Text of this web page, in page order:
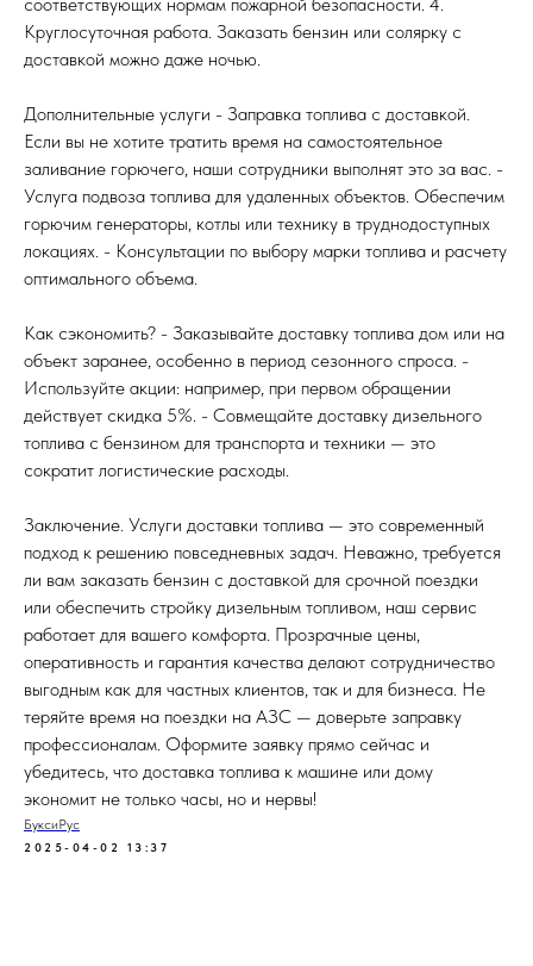
Круглосуточная работа. Заказать бензин или солярку с
доставкой можно даже ночью.
Дополнительные услуги - Заправка топлива с доставкой.
Если вы не хотите тратить время на самостоятельное
заливание горючего, наши сотрудники выполнят это за вас. -
Услуга подвоза топлива для удаленных объектов. Обеспечим
горючим генераторы, котлы или технику в труднодоступных
локациях. - Консультации по выбору марки топлива и расчету
оптимального объема.
Как сэкономить? - Заказывайте доставку топлива дом или на
объект заранее, особенно в период сезонного спроса. -
Используйте акции: например, при первом обращении
действует скидка 5%. - Совмещайте доставку дизельного
топлива с бензином для транспорта и техники — это
сократит логистические расходы.
Заключение. Услуги доставки топлива — это современный
подход к решению повседневных задач. Неважно, требуется
ли вам заказать бензин с доставкой для срочной поездки
или обеспечить стройку дизельным топливом, наш сервис
работает для вашего комфорта. Прозрачные цены,
оперативность и гарантия качества делают сотрудничество
выгодным как для частных клиентов, так и для бизнеса. Не
теряйте время на поездки на АЗС — доверьте заправку
профессионалам. Оформите заявку прямо сейчас и
убедитесь, что доставка топлива к машине или дому
экономит не только часы, но и нервы!
БуксиРус
2025-04-02 13:37